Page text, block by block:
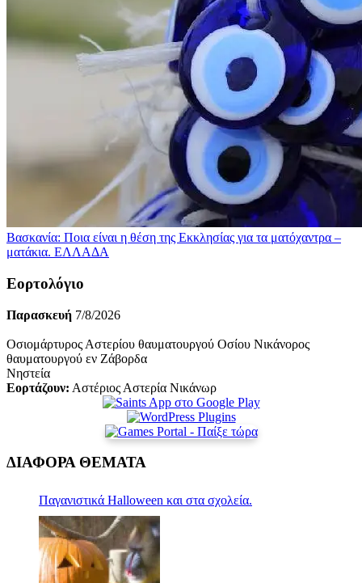
Βασκανία: Ποια είναι η θέση της Εκκλησίας για τα ματόχαντρα –
ματάκια. ΕΛΛΑΔΑ
Εορτολόγιο
Παρασκευή 7/8/2026
Οσιομάρτυρος Αστερίου θαυματουργού Οσίου Νικάνορος
θαυματουργού εν Ζάβορδα
Νηστεία
Εορτάζουν: Αστέριος Αστερία Νικάνωρ
ΔΙΑΦΟΡΑ ΘΕΜΑΤΑ
Παγανιστικά Halloween και στα σχολεία.